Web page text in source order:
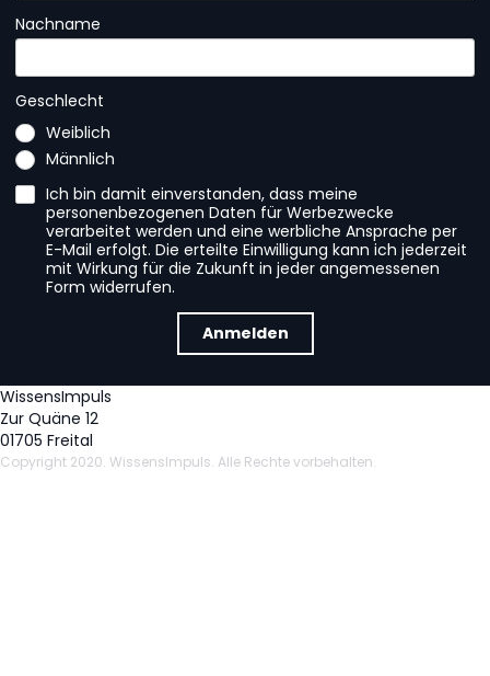
Nachname
Geschlecht
Weiblich
Männlich
Ich bin damit einverstanden, dass meine
personenbezogenen Daten für Werbezwecke
verarbeitet werden und eine werbliche Ansprache per
E-Mail erfolgt. Die erteilte Einwilligung kann ich jederzeit
mit Wirkung für die Zukunft in jeder angemessenen
Form widerrufen.
Anmelden
WissensImpuls
Zur Quäne 12
01705 Freital
Copyright 2020. WissensImpuls. Alle Rechte vorbehalten.